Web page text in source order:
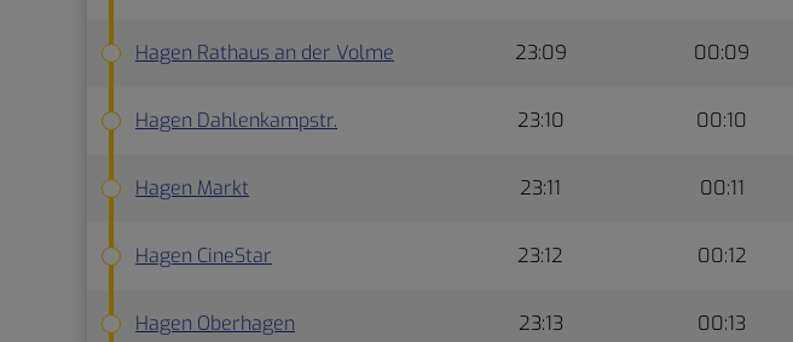
Hagen Rathaus an der Volme
Hagen Dahlenkampstr.
Hagen Markt
Hagen CineStar
Hagen Oberhagen
23:09 00:09
23:10 00:10
23:11 00:11
23:12 00:12
23:13 00:13